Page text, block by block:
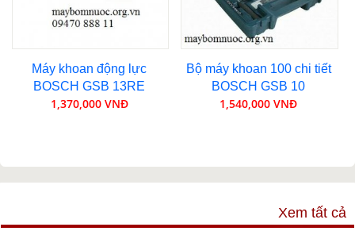
Máy khoan động lực
BOSCH GSB 13RE
1,370,000 VNĐ
Bộ máy khoan 100 chi tiết
BOSCH GSB 10
1,540,000 VNĐ
Xem tất cả